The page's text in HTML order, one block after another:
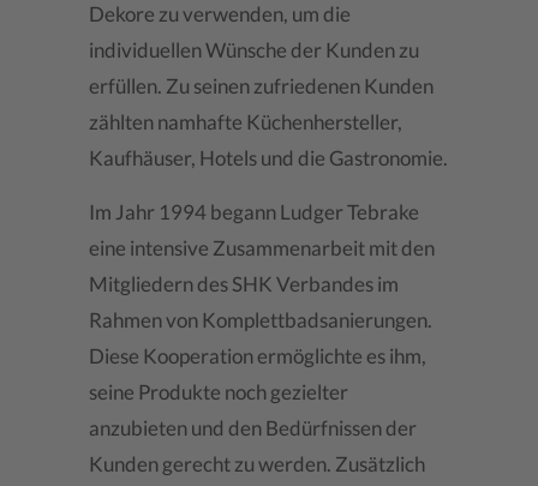
Dekore zu verwenden, um die
individuellen Wünsche der Kunden zu
erfüllen. Zu seinen zufriedenen Kunden
zählten namhafte Küchenhersteller,
Kaufhäuser, Hotels und die Gastronomie.
Im Jahr 1994 begann Ludger Tebrake
eine intensive Zusammenarbeit mit den
Mitgliedern des SHK Verbandes im
Rahmen von Komplettbadsanierungen.
Diese Kooperation ermöglichte es ihm,
seine Produkte noch gezielter
anzubieten und den Bedürfnissen der
Kunden gerecht zu werden. Zusätzlich